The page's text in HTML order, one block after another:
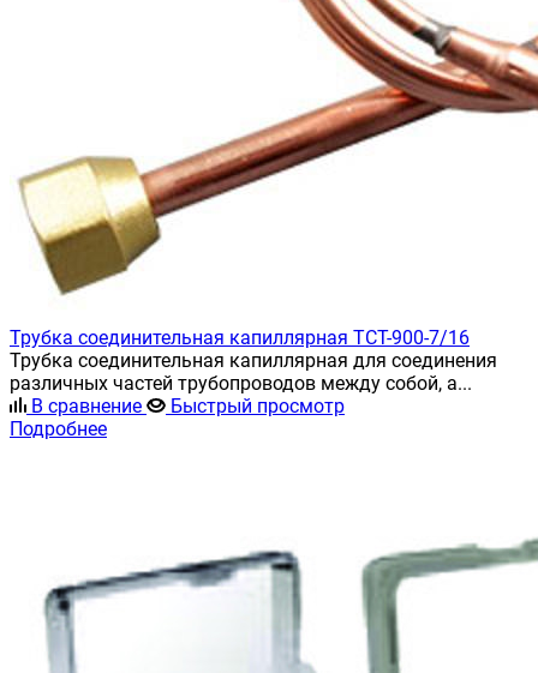
Трубка соединительная капиллярная ТСТ-900-7/16
Трубка соединительная капиллярная для соединения
различных частей трубопроводов между собой, а...
В сравнение
Быстрый просмотр
Подробнее